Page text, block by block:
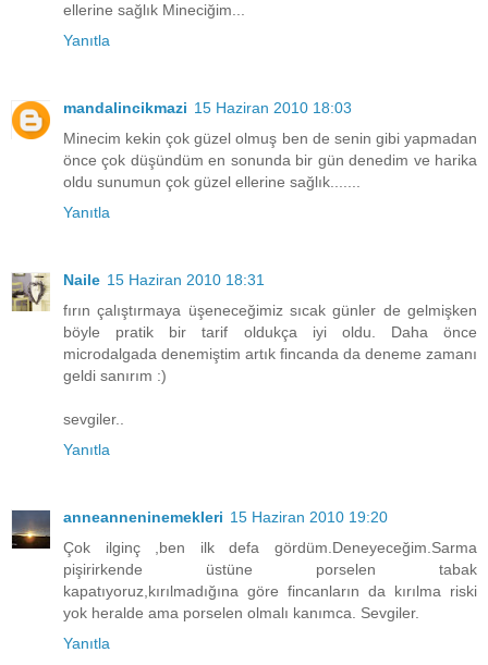
ellerine sağlık Mineciğim...
Yanıtla
mandalincikmazi 15 Haziran 2010 18:03
Minecim kekin çok güzel olmuş ben de senin gibi yapmadan
önce çok düşündüm en sonunda bir gün denedim ve harika
oldu sunumun çok güzel ellerine sağlık.......
Yanıtla
Naile 15 Haziran 2010 18:31
fırın çalıştırmaya üşeneceğimiz sıcak günler de gelmişken
böyle pratik bir tarif oldukça iyi oldu. Daha önce
microdalgada denemiştim artık fincanda da deneme zamanı
geldi sanırım :)
sevgiler..
Yanıtla
anneanneninemekleri 15 Haziran 2010 19:20
Çok ilginç ,ben ilk defa gördüm.Deneyeceğim.Sarma
pişirirkende üstüne porselen tabak
kapatıyoruz,kırılmadığına göre fincanların da kırılma riski
yok heralde ama porselen olmalı kanımca. Sevgiler.
Yanıtla